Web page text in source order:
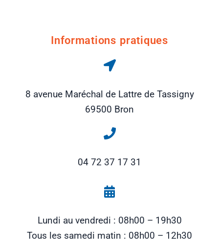
Informations pratiques
8 avenue Maréchal de Lattre de Tassigny
69500 Bron
04 72 37 17 31
Lundi au vendredi : 08h00 – 19h30
Tous les samedi matin : 08h00 – 12h30